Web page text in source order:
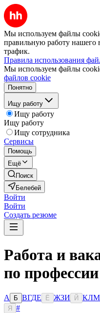
Мы используем файлы
правильную работу нашего
трафик.
Правила использования
Мы используем файлы
файлов cookie
Понятно
Ищу работу
Ищу работу
Ищу работу
Ищу сотрудника
Сервисы
Помощь
Ещё
Поиск
Белебей
Войти
Войти
Создать резюме
Работа и
по
А Б ВГДЕ Ё ЖЗИ Й КЛМ
Я
#